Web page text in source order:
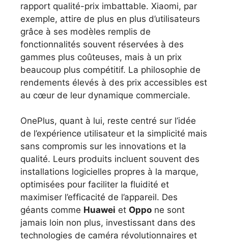
rapport qualité-prix imbattable. Xiaomi, par
exemple, attire de plus en plus d’utilisateurs
grâce à ses modèles remplis de
fonctionnalités souvent réservées à des
gammes plus coûteuses, mais à un prix
beaucoup plus compétitif. La philosophie de
rendements élevés à des prix accessibles est
au cœur de leur dynamique commerciale.
OnePlus, quant à lui, reste centré sur l’idée
de l’expérience utilisateur et la simplicité mais
sans compromis sur les innovations et la
qualité. Leurs produits incluent souvent des
installations logicielles propres à la marque,
optimisées pour faciliter la fluidité et
maximiser l’efficacité de l’appareil. Des
géants comme Huawei et Oppo ne sont
jamais loin non plus, investissant dans des
technologies de caméra révolutionnaires et